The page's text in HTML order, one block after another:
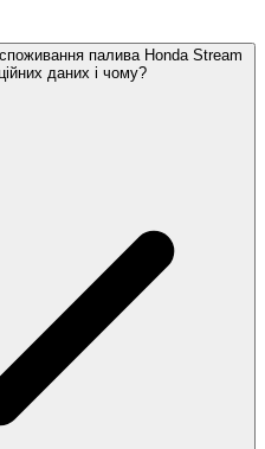
споживання палива Honda Stream
даних і чому?